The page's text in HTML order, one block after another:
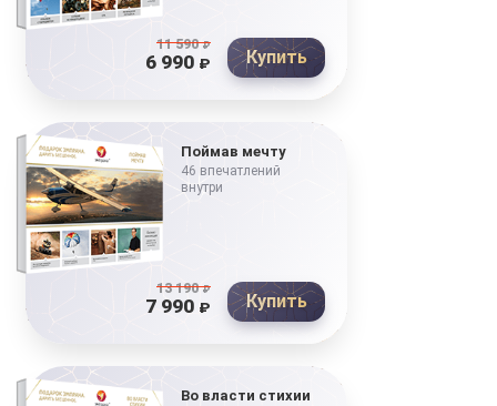
11 590₽
6 990 ₽ Купить
Поймав мечту
46 впечатлений
внутри
13 190₽
7 990 ₽ Купить
Во власти стихии